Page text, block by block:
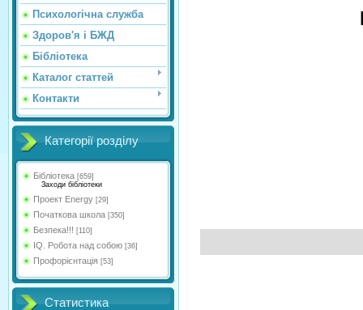
Психологічна служба
Здоров'я і БЖД
Бібліотека
Каталог статтей
Контакти
Категорії розділу
Бібліотека [659]
Заходи бібліотеки
Проект Energy [29]
Початкова школа [350]
Безпека!!! [110]
IQ. Робота над собою [36]
Профорієнтація [53]
Статистика